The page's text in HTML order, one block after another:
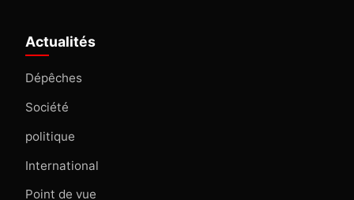
Actualités
Dépêches
Société
politique
International
Point de vue